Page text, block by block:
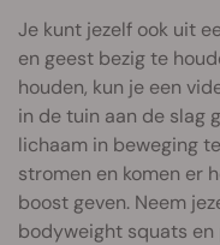
Je kunt jezelf ook uit
en geest bezig te
houden, kun je een
in de tuin aan de slag
lichaam in beweging
stromen en komen er
boost geven. Neem
bodyweight squats